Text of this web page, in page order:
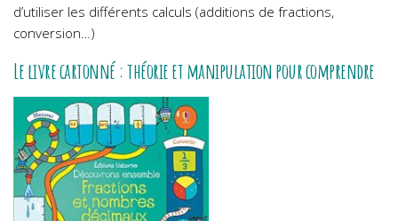
d’utiliser les différents calculs (additions de fractions,
conversion…)
Le livre cartonné : théorie et manipulation pour comprendre